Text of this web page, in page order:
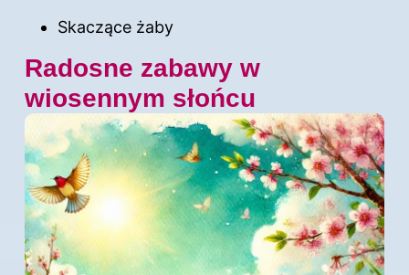
Skaczące żaby
Radosne zabawy w
wiosennym słońcu